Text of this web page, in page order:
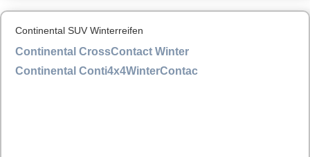
Continental SUV Winterreifen
Continental CrossContact Winter
Continental Conti4x4WinterContac